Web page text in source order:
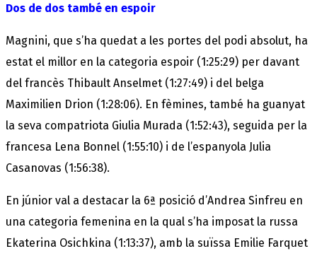
Dos de dos també en espoir
Magnini, que s’ha quedat a les portes del podi absolut, ha
estat el millor en la categoria espoir (1:25:29) per davant
del francès Thibault Anselmet (1:27:49) i del belga
Maximilien Drion (1:28:06). En fèmines, també ha guanyat
la seva compatriota Giulia Murada (1:52:43), seguida per la
francesa Lena Bonnel (1:55:10) i de l’espanyola Julia
Casanovas (1:56:38).
En júnior val a destacar la 6ª posició d’Andrea Sinfreu en
una categoria femenina en la qual s’ha imposat la russa
Ekaterina Osichkina (1:13:37), amb la suïssa Emilie Farquet